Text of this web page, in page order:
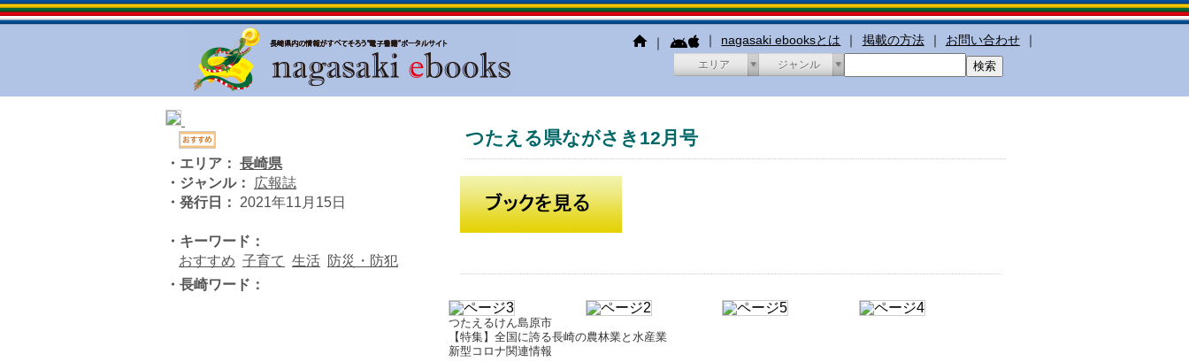
｜ ｜ nagasaki ebooksとは ｜ 掲載の方法 ｜ お問い合わせ ｜
エリア ジャンル
つたえる県ながさき12月号
・エリア： 長崎県
・ジャンル：
広報誌
・発行日：
2021年11月15日
・キーワード：
おすすめ 子育て 生活 防災・防犯
・長崎ワード：
つたえるけん島原市
【特集】全国に誇る長崎の農林業と水産業
新型コロナ関連情報